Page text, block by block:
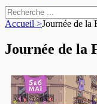
Accueil >Journée de la
Journée de la